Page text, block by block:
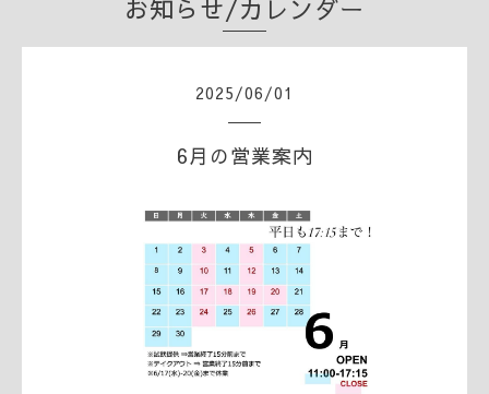
お知らせ/カレンダー
2025/06/01
6月の営業案内